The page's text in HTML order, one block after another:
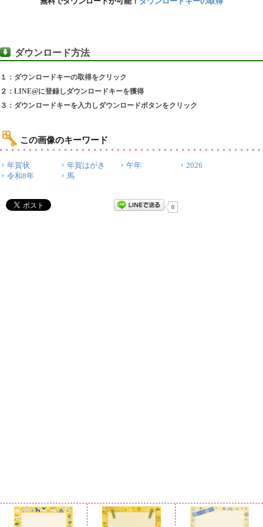
ダウンロード方法
１：ダウンロードキーの取得をクリック
２：LINE@に登録しダウンロードキーを獲得
３：ダウンロードキーを入力しダウンロードボタンをクリック
この画像のキーワード
年賀状 年賀はがき 午年
2026
令和8年
馬
0